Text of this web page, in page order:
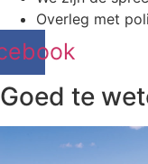
Overleg met
Goed te